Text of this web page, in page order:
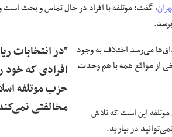
، گفت: موتلفه با افراد در حال تماس و بحث است
"در انتخابات
افرادی که خود
حزب موتلفه
مخالفتی
می‌رسد اختلاف به وجود
از مواقع همه با هم وحدت
این است که تلاش
در بیارید.